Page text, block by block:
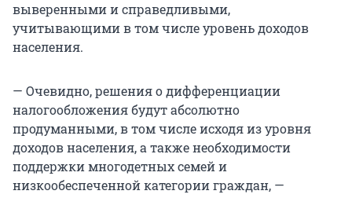
выверенными и справедливыми,
учитывающими в том числе уровень доходов
населения.
— Очевидно, решения о дифференциации
налогообложения будут абсолютно
продуманными, в том числе исходя из уровня
доходов населения, а также необходимости
поддержки многодетных семей и
низкообеспеченной категории граждан, —